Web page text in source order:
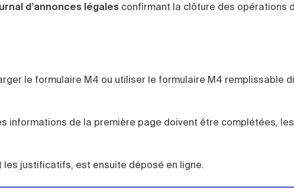
d’annonces légales confirmant la clôture des opérations
le formulaire M4 ou utiliser le formulaire M4 remplissable
informations de la première page doivent être complétées,
justificatifs, est ensuite déposé en ligne.